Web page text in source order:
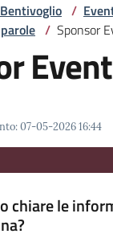
/
/ Sponsor
:07-05-2026 16:44
chiare le